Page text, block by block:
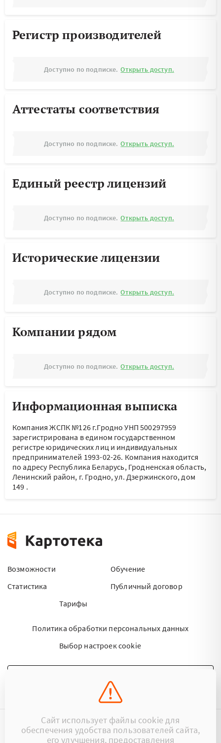
Регистр производителей
Доступно по подписке. Открыть доступ.
Аттестаты соответствия
Доступно по подписке. Открыть доступ.
Единый реестр лицензий
Доступно по подписке. Открыть доступ.
Исторические лицензии
Доступно по подписке. Открыть доступ.
Компании рядом
Доступно по подписке. Открыть доступ.
Информационная выписка
Компания ЖСПК №126 г.Гродно УНП 500297959
зарегистрирована в едином государственном
регистре юридических лиц и индивидуальных
предпринимателей 1993-02-26. Компания находится
по адресу Республика Беларусь, Гродненская область,
Ленинский район, г. Гродно, ул. Дзержинского, дом
149 .
Возможности
Статистика
Тарифы
Обучение
Публичный договор
Политика обработки персональных данных
Выбор настроек cookie
НАПИСАТЬ ПИСЬМО
©2015 - 2026 Kartoteka.by Все права защищены.
Сайт использует файлы cookie для
обеспечения удобства пользователей сайта,
его улучшения, предоставления